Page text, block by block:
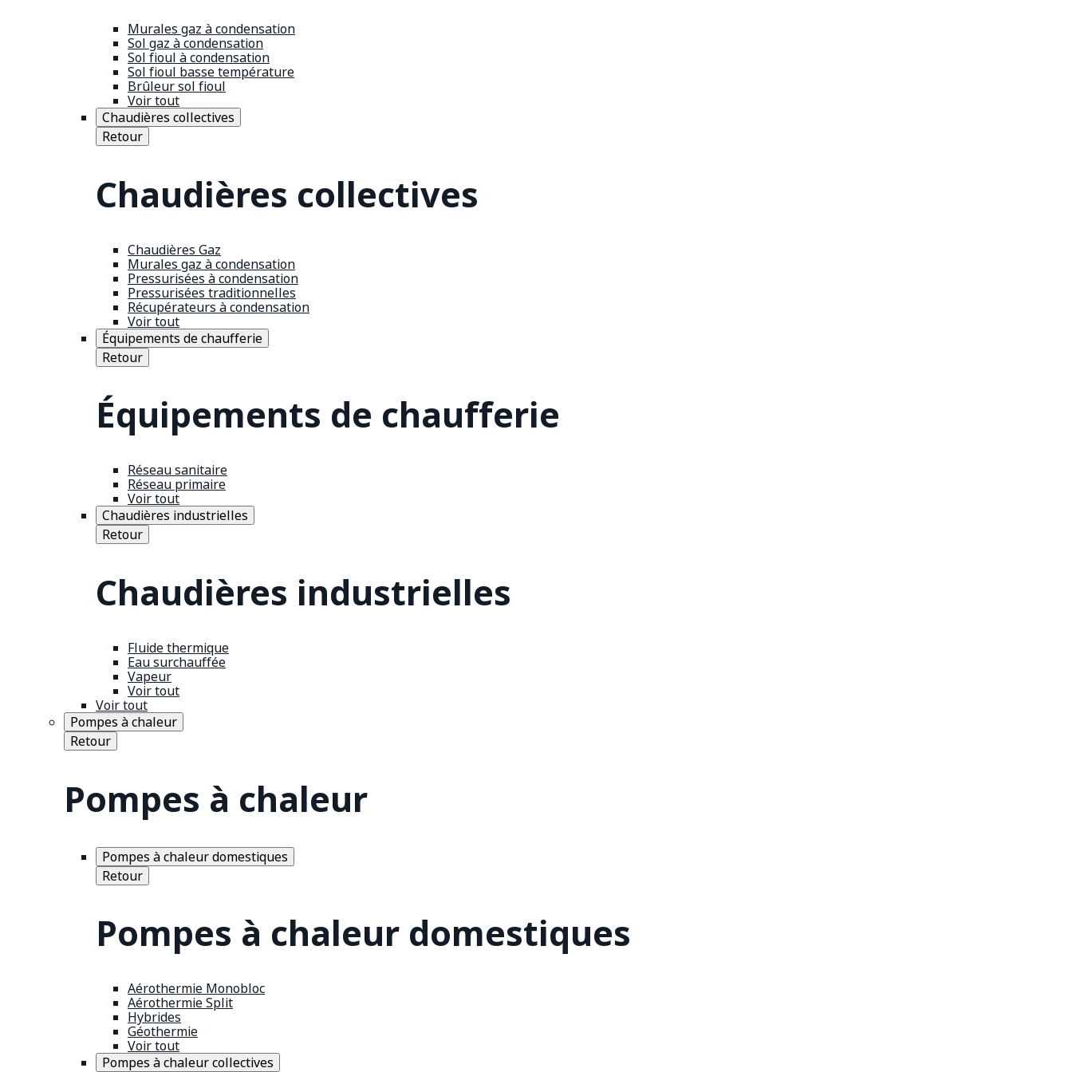
Murales gaz à condensation
Sol gaz à condensation
Sol fioul à condensation
Sol fioul basse température
Brûleur sol fioul
Voir tout
Chaudières collectives
Retour
Chaudières collectives
Chaudières Gaz
Murales gaz à condensation
Pressurisées à condensation
Pressurisées traditionnelles
Récupérateurs à condensation
Voir tout
Équipements de chaufferie
Retour
Équipements de chaufferie
Réseau sanitaire
Réseau primaire
Voir tout
Chaudières industrielles
Retour
Chaudières industrielles
Fluide thermique
Eau surchauffée
Vapeur
Voir tout
Voir tout
Pompes à chaleur
Retour
Pompes à chaleur
Pompes à chaleur domestiques
Retour
Pompes à chaleur domestiques
Aérothermie Monobloc
Aérothermie Split
Hybrides
Géothermie
Voir tout
Pompes à chaleur collectives